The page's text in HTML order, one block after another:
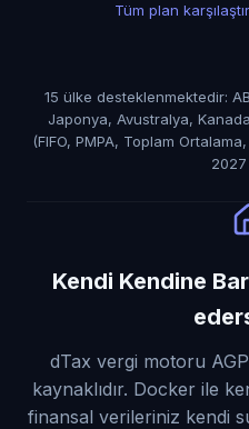
Tüm plan
15 ülke desteklenmektedir:
Japonya, Avustralya,
(FIFO, PMPA, Toplam
2027
Kendi Kendine
dTax vergi motoru
kaynaklıdır. Docker ile
finansal verileriniz kendi